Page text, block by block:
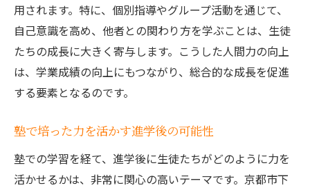
用されます。特に、個別指導やグループ活動を通じて、
自己意識を高め、他者との関わり方を学ぶことは、生徒
たちの成長に大きく寄与します。こうした人間力の向上
は、学業成績の向上にもつながり、総合的な成長を促進
する要素となるのです。
塾で培った力を活かす進学後の可能性
塾での学習を経て、進学後に生徒たちがどのように力を
活かせるかは、非常に関心の高いテーマです。京都市下